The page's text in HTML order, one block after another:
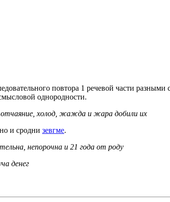
повтора 1 речевой части
однородности.
, отчаяние , холод , жажда и жара добили их
и сродни зевгме.
непорочна и 21 года от роду
денег